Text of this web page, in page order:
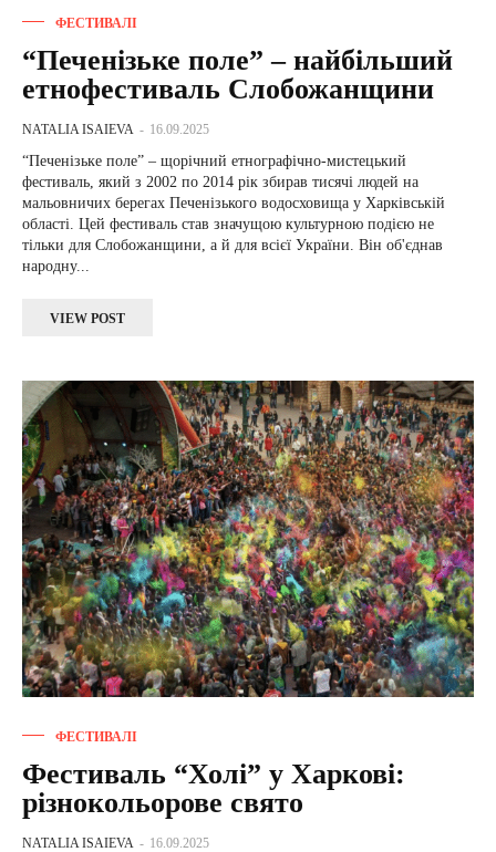
ФЕСТИВАЛІ
“Печенізьке поле” – найбільший
етнофестиваль Слобожанщини
NATALIA ISAIEVA - 16.09.2025
“Печенізьке поле” – щорічний етнографічно-мистецький
фестиваль, який з 2002 по 2014 рік збирав тисячі людей на
мальовничих берегах Печенізького водосховища у Харківській
області. Цей фестиваль став значущою культурною подією не
тільки для Слобожанщини, а й для всієї України. Він об'єднав
народну...
VIEW POST
ФЕСТИВАЛІ
Фестиваль “Холі” у Харкові:
різнокольорове свято
NATALIA ISAIEVA - 16.09.2025